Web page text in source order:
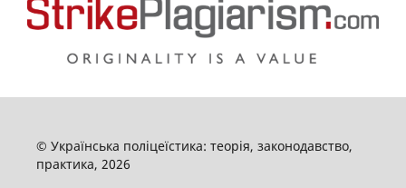
© Українська поліцеїстика: теорія, законодавство,
практика, 2026